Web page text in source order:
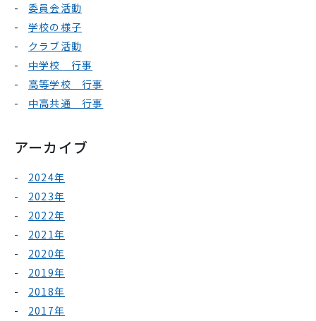
委員会活動
学校の様子
クラブ活動
中学校 行事
高等学校 行事
中高共通 行事
アーカイブ
2024年
2023年
2022年
2021年
2020年
2019年
2018年
2017年